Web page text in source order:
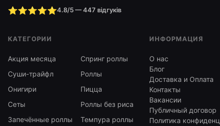
⭐⭐⭐⭐⭐4.8/5 — 447 відгуків
КАТЕГОРИИ
Акция месяца
Спринг роллы
Суши-трайфл
Роллы
Онигири
Пицца
Сеты
Роллы без риса
Запечённые роллы
Темпура роллы
ИНФОРМАЦИЯ
О нас
Блог
Доставка и Оплата
Контакты
Вакансии
Публичный договор
Политика